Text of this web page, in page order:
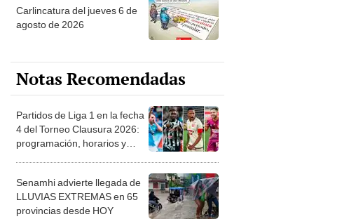
Carlincatura del jueves 6 de
agosto de 2026
Notas Recomendadas
Partidos de Liga 1 en la fecha
4 del Torneo Clausura 2026:
programación, horarios y
Senamhi advierte llegada de
LLUVIAS EXTREMAS en 65
provincias desde HOY